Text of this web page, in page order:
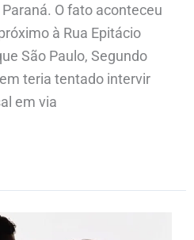
O fato aconteceu
à Rua Epitácio
São Paulo, Segundo
teria tentado intervir
em via